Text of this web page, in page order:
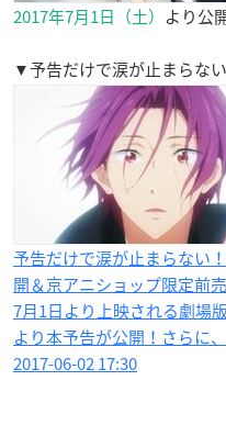
2017年7月1日（土） より公
▼予告だけで涙が止まらな
予告だけで涙が止まらない
開＆京アニショップ限定前
7月1日より上映される劇場
より本予告が公開！さらに
2017-06-02 17:30